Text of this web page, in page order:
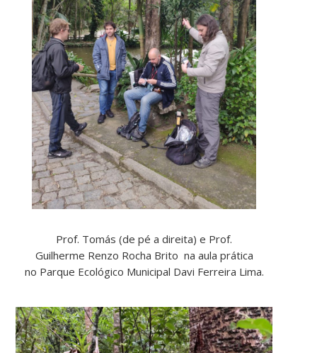
Prof. Tomás (de pé a direita) e Prof.
Guilherme Renzo Rocha Brito na aula prática
no Parque Ecológico Municipal Davi Ferreira Lima.